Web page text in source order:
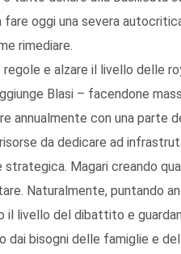
oggi una severa
rimediare.
regole e alzare il livello delle
Blasi – facendone
annualmente con una parte
da dedicare ad
strategica. Magari creando
Naturalmente, puntando
il livello del dibattito e
dai bisogni delle famiglie e